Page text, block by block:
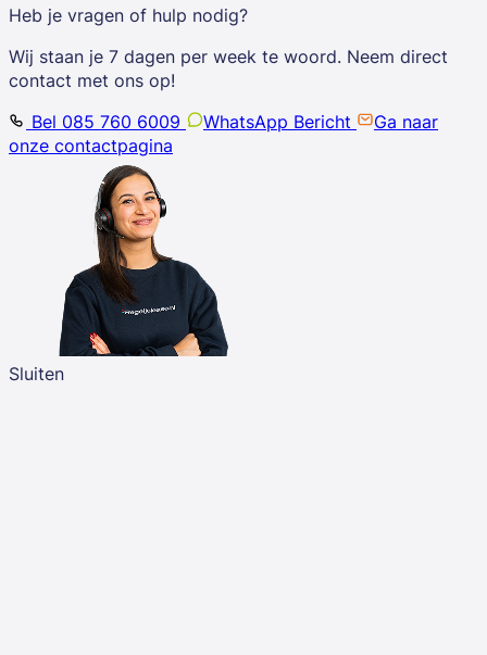
Heb je vragen of hulp nodig?
Wij staan je 7 dagen per week te woord. Neem direct
contact met ons op!
Bel 085 760 6009
WhatsApp Bericht
Ga naar
onze contactpagina
Sluiten